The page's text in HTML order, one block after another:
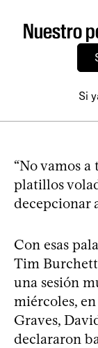
Nuestro
Si
“No vamos
platillos
decepcionar
Con esas
Tim
una sesión
miércoles,
Graves,
declararon